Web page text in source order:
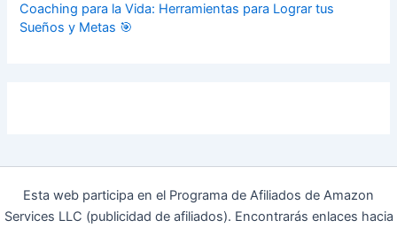
Coaching para la Vida: Herramientas para Lograr tus
Sueños y Metas 🎯
Esta web participa en el Programa de Afiliados de Amazon
Services LLC (publicidad de afiliados). Encontrarás enlaces hacia